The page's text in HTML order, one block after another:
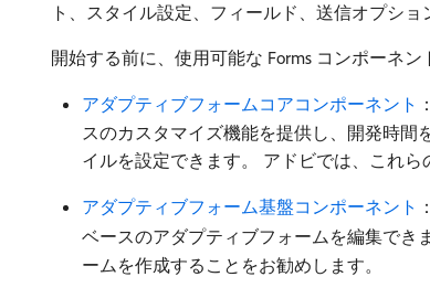
ト、スタイル設定、フィールド、送信オプシ
開始する前に、使用可能な Forms コンポーネン
アダプティブフォームコアコンポーネント
スのカスタマイズ機能を提供し、開発時間
イルを設定できます。 アドビでは、これ
アダプティブフォーム基盤コンポーネント
ベースのアダプティブフォームを編集でき
ームを作成することをお勧めします。